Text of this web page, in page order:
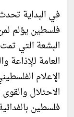
في البداية
فلسطين يؤلم
البشعة التي
العامة
الإعلام
الاحتلال
فلسطين